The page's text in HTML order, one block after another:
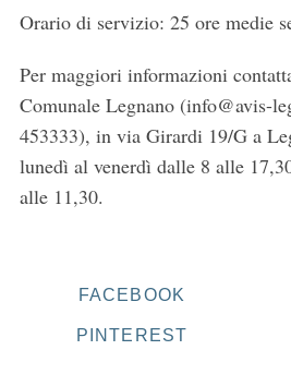
Orario di servizio: 25 ore medie
Per maggiori informazioni
Comunale Legnano (info@avis-
453333), in via Girardi 19/G a
lunedì al venerdì dalle 8 alle
alle 11,30.
FACEBOOK
PINTEREST
r